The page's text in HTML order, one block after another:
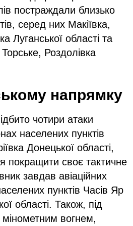
постраждали близько
серед них Макіївка,
Луганської області та
Роздолівка
напрямку
чотири атаки
населених пунктів
Донецької області,
покращити своє тактичне
завдав авіаційних
пунктів Часів Яр
області. Також, під
мінометним вогнем,